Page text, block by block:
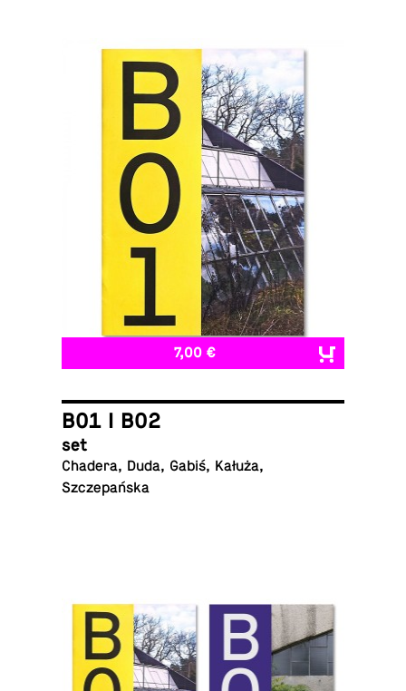
7,00 €
B01 I B02
set
Chadera, Duda, Gabiś, Kałuża,
Szczepańska